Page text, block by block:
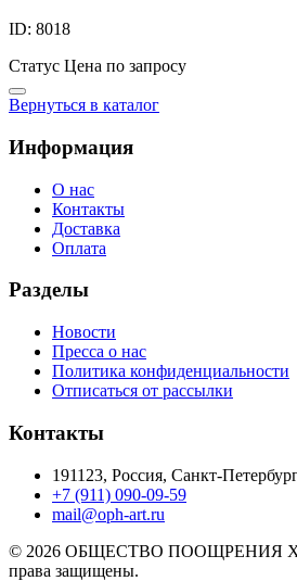
ID: 8018
Статус Цена по запросу
Вернуться в каталог
Информация
О нас
Контакты
Доставка
Оплата
Разделы
Новости
Пресса о нас
Политика конфиденциальности
Отписаться от рассылки
Контакты
191123, Россия, Санкт-
+7 (911) 090-09-59
mail@oph-art.ru
© 2026 ОБЩЕСТВО ПООЩРЕНИЯ
права защищены.